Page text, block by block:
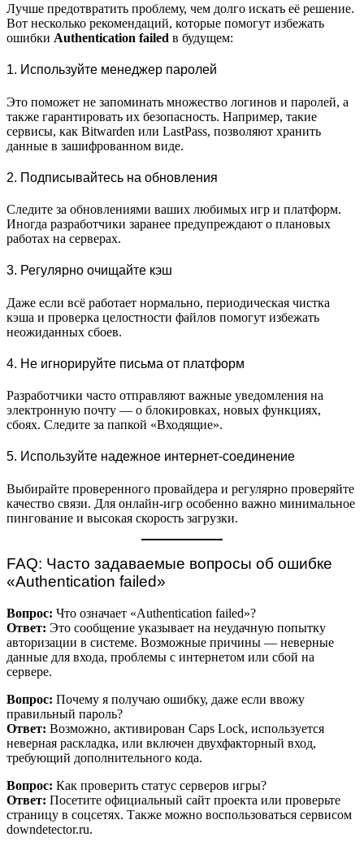
Лучше предотвратить проблему, чем долго искать её решение.
Вот несколько рекомендаций, которые помогут избежать
ошибки Authentication failed в будущем:
1. Используйте менеджер паролей
Это поможет не запоминать множество логинов и паролей, а
также гарантировать их безопасность. Например, такие
сервисы, как Bitwarden или LastPass, позволяют хранить
данные в зашифрованном виде.
2. Подписывайтесь на обновления
Следите за обновлениями ваших любимых игр и платформ.
Иногда разработчики заранее предупреждают о плановых
работах на серверах.
3. Регулярно очищайте кэш
Даже если всё работает нормально, периодическая чистка
кэша и проверка целостности файлов помогут избежать
неожиданных сбоев.
4. Не игнорируйте письма от платформ
Разработчики часто отправляют важные уведомления на
электронную почту — о блокировках, новых функциях,
сбоях. Следите за папкой «Входящие».
5. Используйте надежное интернет-соединение
Выбирайте проверенного провайдера и регулярно проверяйте
качество связи. Для онлайн-игр особенно важно минимальное
пингование и высокая скорость загрузки.
FAQ: Часто задаваемые вопросы об ошибке
«Authentication failed»
Вопрос: Что означает «Authentication failed»?
Ответ: Это сообщение указывает на неудачную попытку
авторизации в системе. Возможные причины — неверные
данные для входа, проблемы с интернетом или сбой на
сервере.
Вопрос: Почему я получаю ошибку, даже если ввожу
правильный пароль?
Ответ: Возможно, активирован Caps Lock, используется
неверная раскладка, или включен двухфакторный вход,
требующий дополнительного кода.
Вопрос: Как проверить статус серверов игры?
Ответ: Посетите официальный сайт проекта или проверьте
страницу в соцсетях. Также можно воспользоваться сервисом
downdetector.ru.